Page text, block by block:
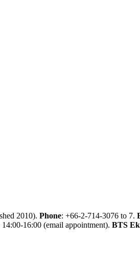
2010). Phone: +66-2-714-3076 to 7.
16:00 (email appointment). BTS